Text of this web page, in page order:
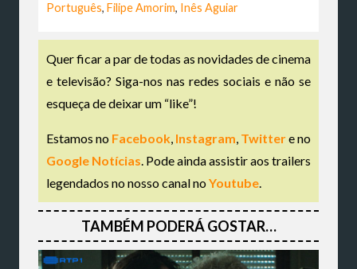
Português, Filipe Amorim, Inês Aguiar
Quer ficar a par de todas as novidades de cinema
e televisão? Siga-nos nas redes sociais e não se
esqueça de deixar um “like”!
Estamos no Facebook, Instagram, Twittere no
Google Notícias. Pode ainda assistir aos trailers
legendados no nosso canal noYoutube.
TAMBÉM PODERÁ GOSTAR…